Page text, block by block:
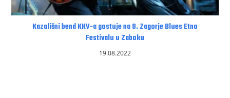
Kazališni bend KKV-a gostuje na 8. Zagorje Blues Etno
Festivalu u Zaboku
19.08.2022